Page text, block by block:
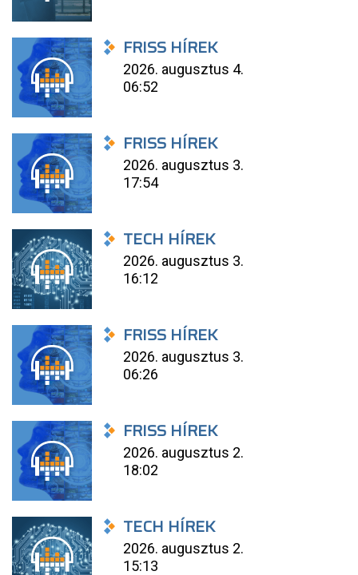
FRISS HÍREK
2026. augusztus 4.
06:52
FRISS HÍREK
2026. augusztus 3.
17:54
TECH HÍREK
2026. augusztus 3.
16:12
FRISS HÍREK
2026. augusztus 3.
06:26
FRISS HÍREK
2026. augusztus 2.
18:02
TECH HÍREK
2026. augusztus 2.
15:13